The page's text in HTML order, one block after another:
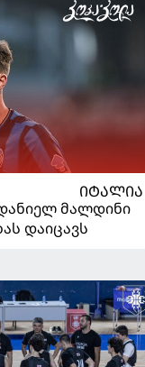
ᲘᲢᲐᲚᲘᲐ
მალდინი
დაიცავს